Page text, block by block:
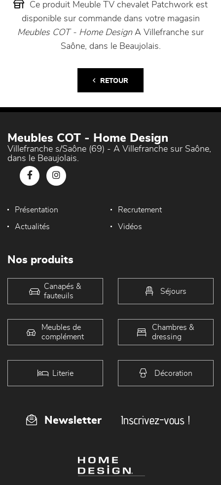
Ce produit Meuble TV chevalet Patchwork est
disponible sur commande dans votre magasin
Meubles COT - Home DesignA Villefranche sur
Saône, dans le Beaujolais.
RETOUR
Meubles COT - Home Design
Villefranche s/Saône (69) - A Villefranche sur Saône,
dans le Beaujolais.
Présentation Recrutement
Actualités Vidéos
Nos produits
Canapés &
fauteuils
Séjours
Meubles de
complément
Chambres &
dressing
Literie Décoration
Newsletter Inscrivez-vous !